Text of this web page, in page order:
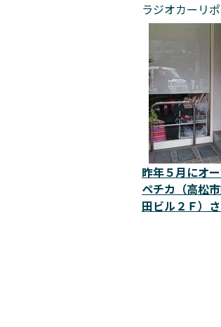
ラジオカーリ
昨年５月にオ
ペチカ（高松
田ビル２Ｆ）さ